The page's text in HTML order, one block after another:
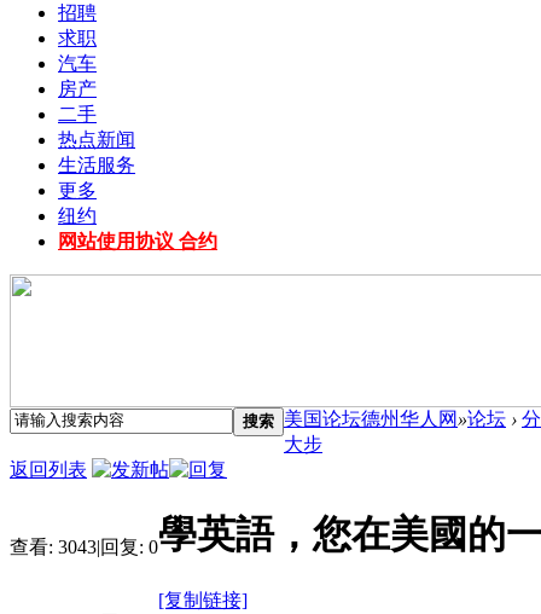
招聘
求职
汽车
房产
二手
热点新闻
生活服务
更多
纽约
网站使用协议 合约
搜索 美国论坛德州华人网 »论坛 ›
大步
返回列表
查看: 3043|回复: 0學英語，您在美國的
[复制链接]